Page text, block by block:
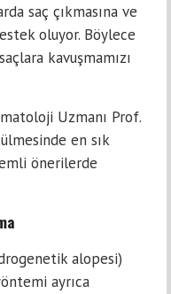
saç çıkmasına ve
oluyor. Böylece
kavuşmamızı
Uzmanı Prof.
en sık
önerilerde
alopesi)
ayrıca